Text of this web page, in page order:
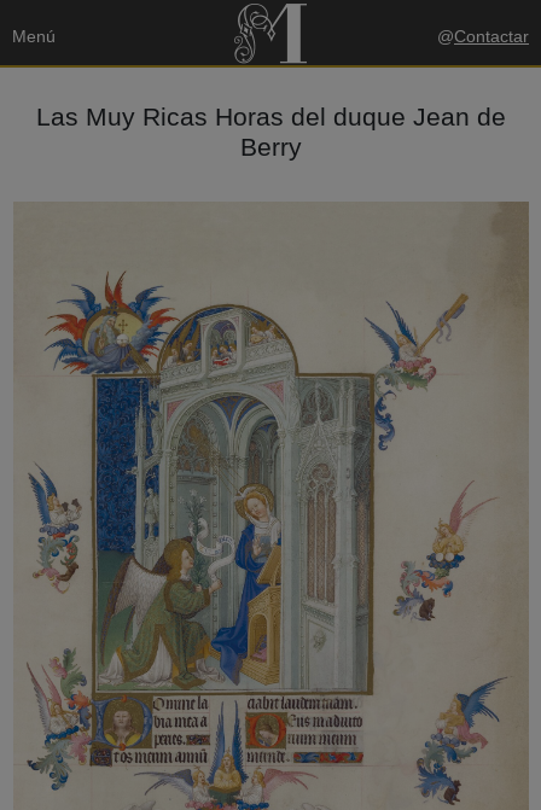
Menú @Contactar
Las Muy Ricas Horas del duque Jean de
Berry